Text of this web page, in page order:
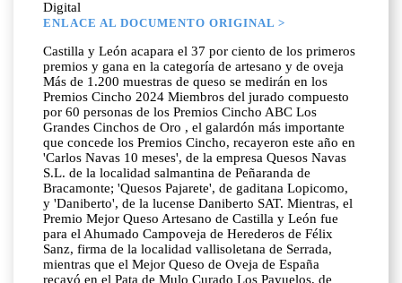
Digital
ENLACE AL DOCUMENTO ORIGINAL >
Castilla y León acapara el 37 por ciento de los primeros
premios y gana en la categoría de artesano y de oveja
Más de 1.200 muestras de queso se medirán en los
Premios Cincho 2024 Miembros del jurado compuesto
por 60 personas de los Premios Cincho ABC Los
Grandes Cinchos de Oro , el galardón más importante
que concede los Premios Cincho, recayeron este año en
'Carlos Navas 10 meses', de la empresa Quesos Navas
S.L. de la localidad salmantina de Peñaranda de
Bracamonte; 'Quesos Pajarete', de gaditana Lopicomo,
y 'Daniberto', de la lucense Daniberto SAT. Mientras, el
Premio Mejor Queso Artesano de Castilla y León fue
para el Ahumado Campoveja de Herederos de Félix
Sanz, firma de la localidad vallisoletana de Serrada,
mientras que el Mejor Queso de Oveja de España
recayó en el Pata de Mulo Curado Los Payuelos, de